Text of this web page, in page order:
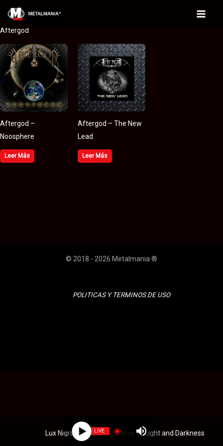
contenido
Main
Aftergod
Aftergod –
Noosphere
Leer Más
Aftergod – The New
Lead
Leer Más
© 2018 - 2026 Metalmania ®
LIVE
Lux Nigrum - Chile - Absence of Light and Darkness
POLITICAS Y TERMINOS DE USO